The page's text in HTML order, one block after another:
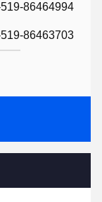
86464994
86463703